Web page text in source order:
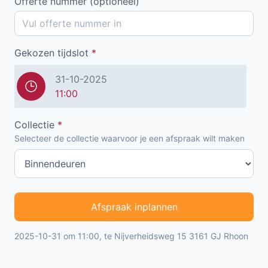
Gekozen tijdslot *
31-10-2025
11:00
Collectie *
Selecteer de collectie waarvoor je een afspraak wilt maken
Afspraak inplannen
2025-10-31 om 11:00, te Nijverheidsweg 15 3161 GJ Rhoon